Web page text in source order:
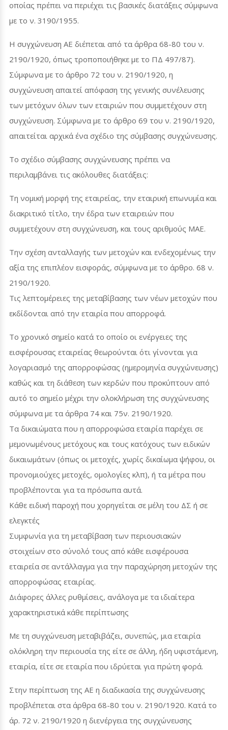
οποίας πρέπει να περιέχει τις βασικές διατάξεις σύμφωνα
με το ν. 3190/1955.
Η συγχώνευση ΑΕ διέπεται από τα άρθρα 68-80 του ν.
2190/1920, όπως τροποποιήθηκε με το ΠΔ 497/87).
Σύμφωνα με το άρθρο 72 του ν. 2190/1920, η
συγχώνευση απαιτεί απόφαση της γενικής συνέλευσης
των μετόχων όλων των εταιριών που συμμετέχουν στη
συγχώνευση. Σύμφωνα με το άρθρο 69 του ν. 2190/1920,
απαιτείται αρχικά ένα σχέδιο της σύμβασης συγχώνευσης.
Το σχέδιο σύμβασης συγχώνευσης πρέπει να
περιλαμβάνει τις ακόλουθες διατάξεις:
Τη νομική μορφή της εταιρείας, την εταιρική επωνυμία και
διακριτικό τίτλο, την έδρα των εταιρειών που
συμμετέχουν στη συγχώνευση, και τους αριθμούς ΜΑΕ.
Την σχέση ανταλλαγής των μετοχών και ενδεχομένως την
αξία της επιπλέον εισφοράς, σύμφωνα με το άρθρο. 68 ν.
2190/1920.
Τις λεπτομέρειες της μεταβίβασης των νέων μετοχών που
εκδίδονται από την εταιρία που απορροφά.
Το χρονικό σημείο κατά το οποίο οι ενέργειες της
εισφέρουσας εταιρείας θεωρούνται ότι γίνονται για
λογαριασμό της απορροφώσας (ημερομηνία συγχώνευσης)
καθώς και τη διάθεση των κερδών που προκύπτουν από
αυτό το σημείο μέχρι την ολοκλήρωση της συγχώνευσης
σύμφωνα με τα άρθρα 74 και 75ν. 2190/1920.
Τα δικαιώματα που η απορροφώσα εταιρία παρέχει σε
μεμονωμένους μετόχους και τους κατόχους των ειδικών
δικαιωμάτων (όπως οι μετοχές, χωρίς δικαίωμα ψήφου, οι
προνομιούχες μετοχές, ομολογίες κλπ), ή τα μέτρα που
προβλέπονται για τα πρόσωπα αυτά.
Κάθε ειδική παροχή που χορηγείται σε μέλη του ΔΣ ή σε
ελεγκτές
Συμφωνία για τη μεταβίβαση των περιουσιακών
στοιχείων στο σύνολό τους από κάθε εισφέρουσα
εταιρεία σε αντάλλαγμα για την παραχώρηση μετοχών της
απορροφώσας εταιρίας.
Διάφορες άλλες ρυθμίσεις, ανάλογα με τα ιδιαίτερα
χαρακτηριστικά κάθε περίπτωσης
Με τη συγχώνευση μεταβιβάζει, συνεπώς, μια εταιρία
ολόκληρη την περιουσία της είτε σε άλλη, ήδη υφιστάμενη,
εταιρία, είτε σε εταιρία που ιδρύεται για πρώτη φορά.
Στην περίπτωση της ΑΕ η διαδικασία της συγχώνευσης
προβλέπεται στα άρθρα 68-80 του ν. 2190/1920. Κατά το
άρ. 72 ν. 2190/1920 η διενέργεια της συγχώνευσης